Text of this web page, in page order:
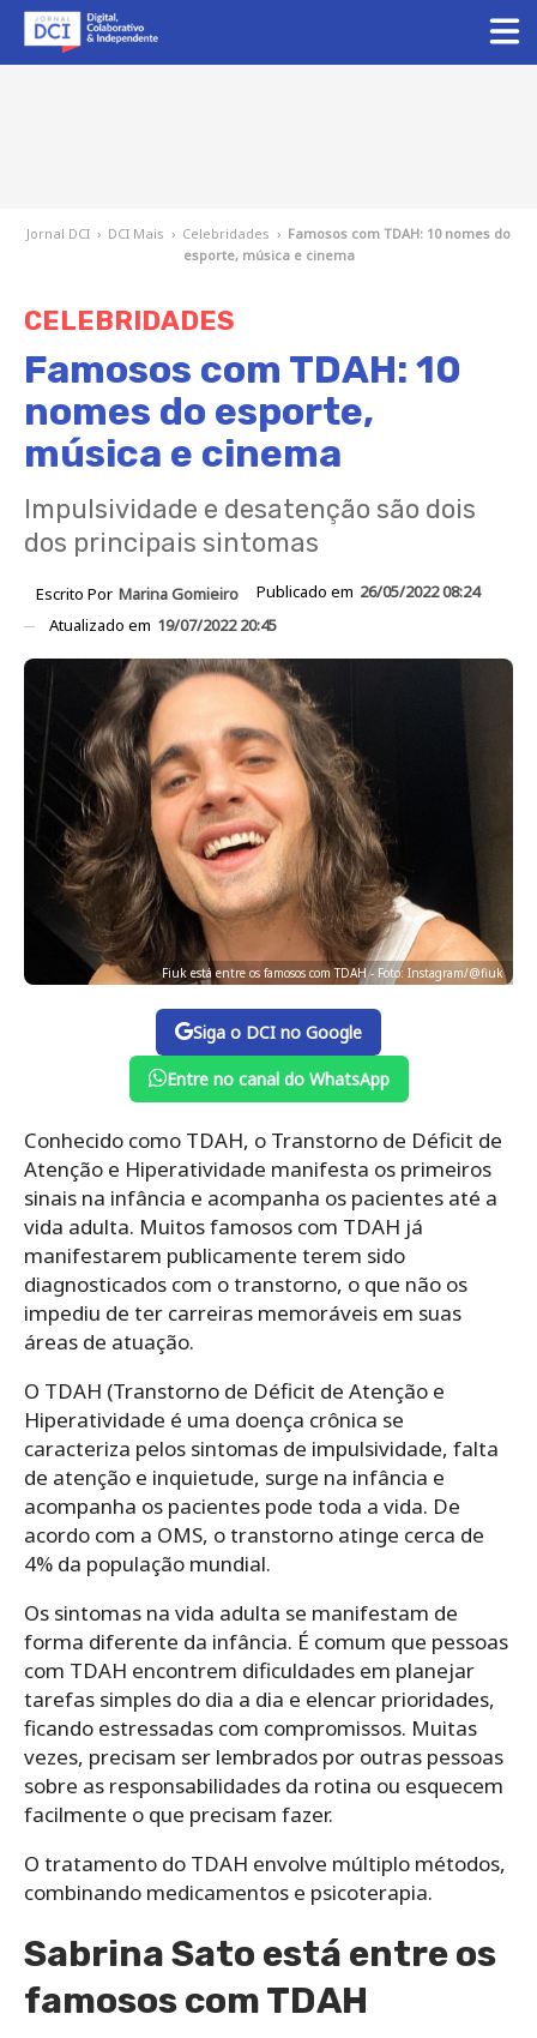
Jornal DCI › DCI Mais › Celebridades › Famosos com TDAH: 10 nomes do
esporte, música e cinema
CELEBRIDADES
Famosos com TDAH: 10
nomes do esporte,
música e cinema
Impulsividade e desatenção são dois
dos principais sintomas
Escrito Por Marina Gomieiro Publicado em 26/05/2022 08:24
Atualizado em 19/07/2022 20:45
Fiuk está entre os famosos com TDAH - Foto: Instagram/@fiuk
Siga o DCI no Google
Entre no canal do WhatsApp
Conhecido como TDAH, o Transtorno de Déficit de
Atenção e Hiperatividade manifesta os primeiros
sinais na infância e acompanha os pacientes até a
vida adulta. Muitos famosos com TDAH já
manifestarem publicamente terem sido
diagnosticados com o transtorno, o que não os
impediu de ter carreiras memoráveis em suas
áreas de atuação.
O TDAH (Transtorno de Déficit de Atenção e
Hiperatividade é uma doença crônica se
caracteriza pelos sintomas de impulsividade, falta
de atenção e inquietude, surge na infância e
acompanha os pacientes pode toda a vida. De
acordo com a OMS, o transtorno atinge cerca de
4% da população mundial.
Os sintomas na vida adulta se manifestam de
forma diferente da infância. É comum que pessoas
com TDAH encontrem dificuldades em planejar
tarefas simples do dia a dia e elencar prioridades,
ficando estressadas com compromissos. Muitas
vezes, precisam ser lembrados por outras pessoas
sobre as responsabilidades da rotina ou esquecem
facilmente o que precisam fazer.
O tratamento do TDAH envolve múltiplo métodos,
combinando medicamentos e psicoterapia.
Sabrina Sato está entre os
famosos com TDAH